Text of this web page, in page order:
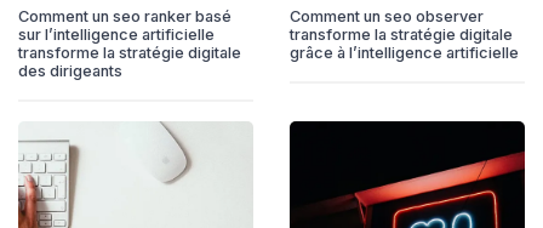
Comment un seo ranker basé
sur l’intelligence artificielle
transforme la stratégie digitale
des dirigeants
Comment un seo observer
transforme la stratégie digitale
grâce à l’intelligence artificielle